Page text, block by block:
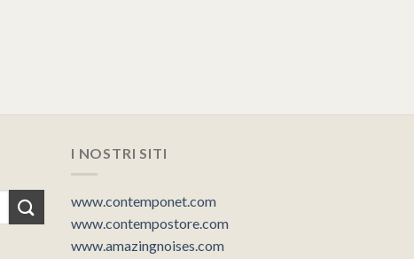
I NOSTRI SITI
www.contemponet.com
www.contempostore.com
www.amazingnoises.com